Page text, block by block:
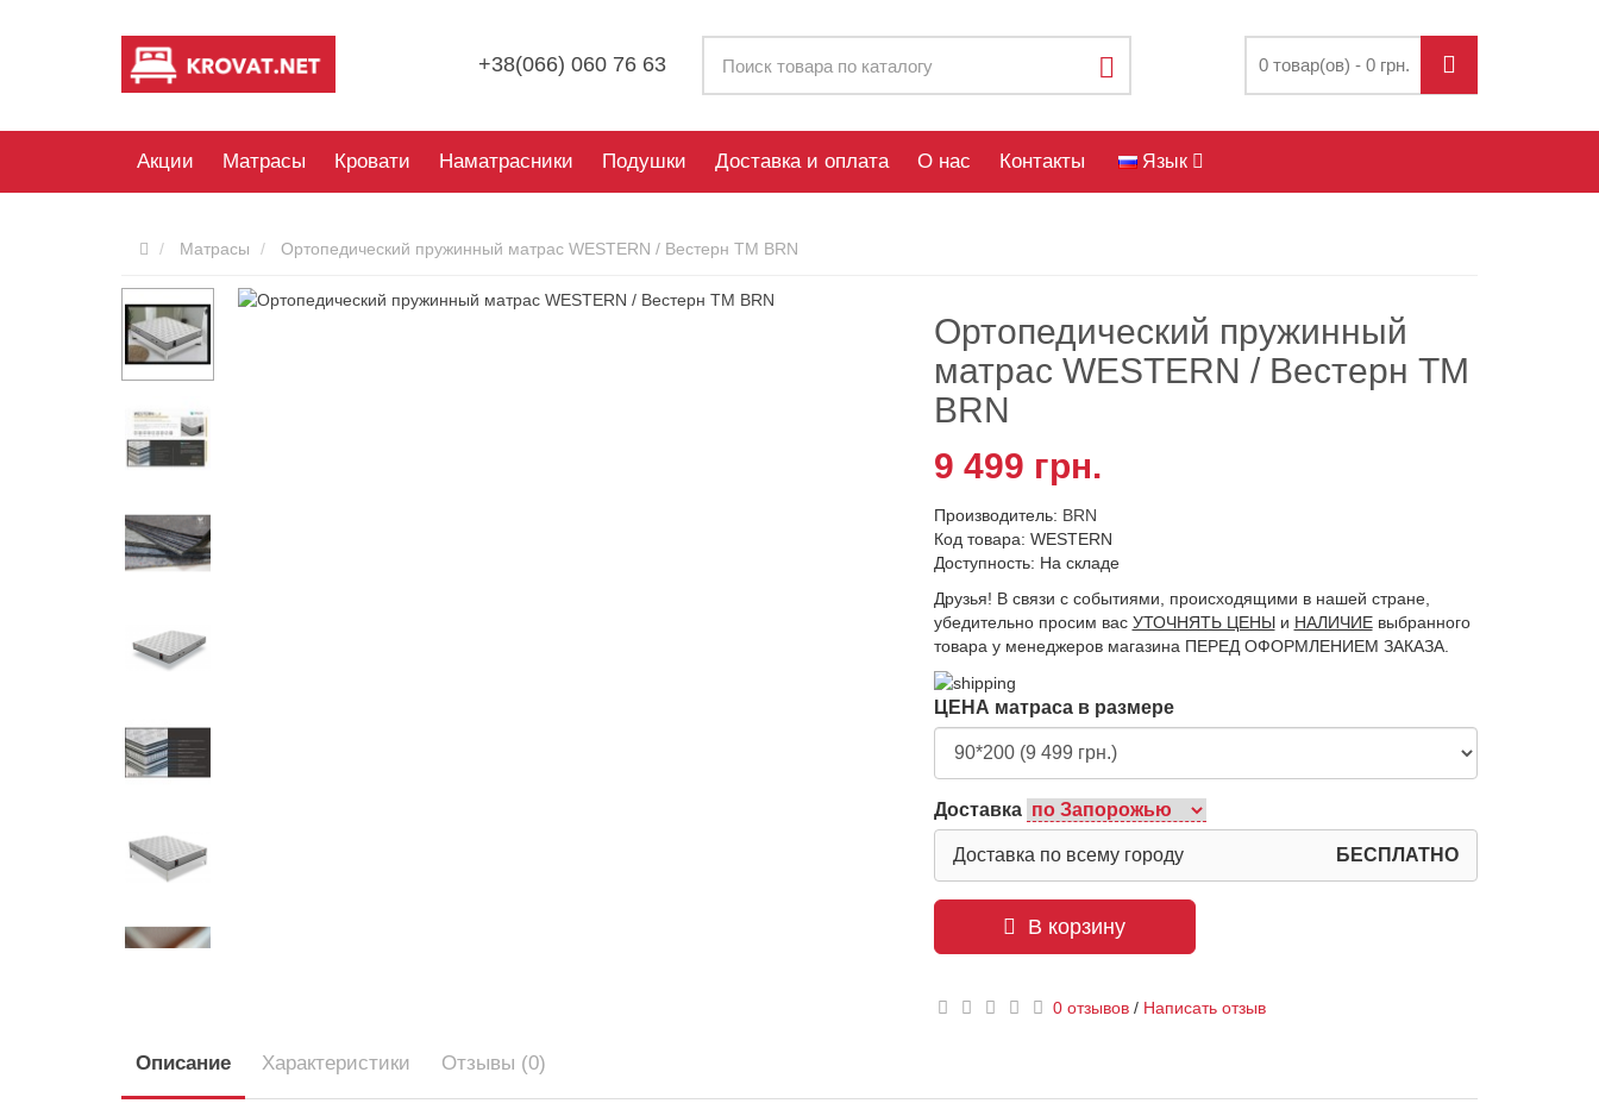
+38(066) 060 76 63 0 товар(ов) - 0 грн.
Акции Матрасы Кровати Наматрасники Подушки Доставка и оплата О нас Контакты Язык
Матрасы Ортопедический пружинный матрас WESTERN / Вестерн ТМ BRN
Ортопедический пружинный
матрас WESTERN / Вестерн ТМ
BRN
9 499 грн.
Производитель: BRN
Код товара: WESTERN
Доступность: На складе
Друзья! В связи с событиями, происходящими в нашей стране,
убедительно просим вас УТОЧНЯТЬ ЦЕНЫи НАЛИЧИЕвыбранного
товара у менеджеров магазина ПЕРЕД ОФОРМЛЕНИЕМ ЗАКАЗА.
ЦЕНА матраса в размере
Доставка
Доставка по всему городу БЕСПЛАТНО
В корзину
0 отзывов/ Написать отзыв
Описание Характеристики Отзывы (0)